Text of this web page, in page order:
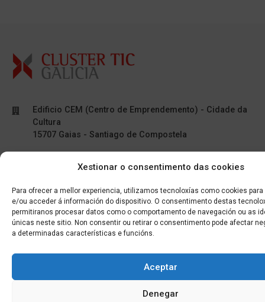
Xestionar o consentimento das cookies
Para ofrecer a mellor experiencia, utilizamos tecnoloxías como cookies
e/ou acceder á información do dispositivo. O consentimento destas
permitiranos procesar datos como o comportamento de navegación ou as
únicas neste sitio. Non consentir ou retirar o consentimento pode afectar
a determinadas características e funcións.
Aceptar
Denegar
Edificio CEM (Centro de Emprendemento) - Cidade da
Cultura
15707 Gaias - Santiago de Compostela
[L-X] 8:30h - 14:30h | 15:00h - 17:00h
+34 881 939 651
info@clusterticgalicia.com